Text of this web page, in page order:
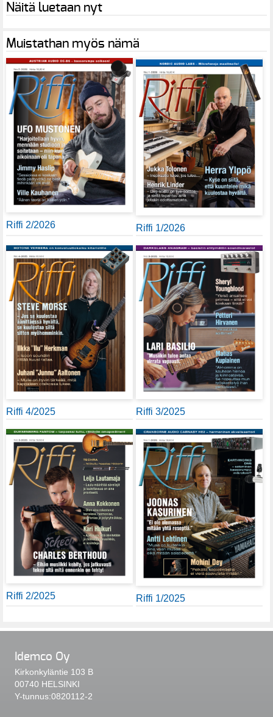
Näitä luetaan nyt
Muistathan myös nämä
Riffi 2/2026 Riffi 1/2026
Riffi 4/2025 Riffi 3/2025
Riffi 2/2025 Riffi 1/2025
Idemco Oy
Kirkonkyläntie 103 B
00740 HELSINKI
Y-tunnus:0820112-2